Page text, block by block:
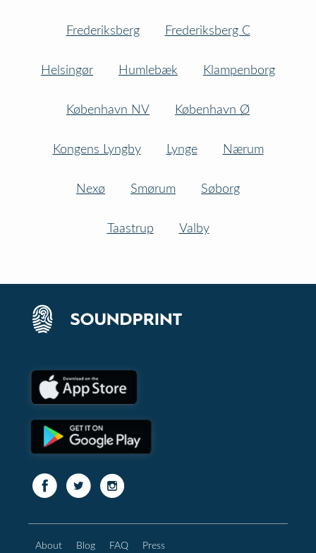
Frederiksberg Frederiksberg C
Helsingør Humlebæk Klampenborg
København NV København Ø
Kongens Lyngby Lynge Nærum
Nexø Smørum Søborg
Taastrup Valby
About Blog FAQ Press